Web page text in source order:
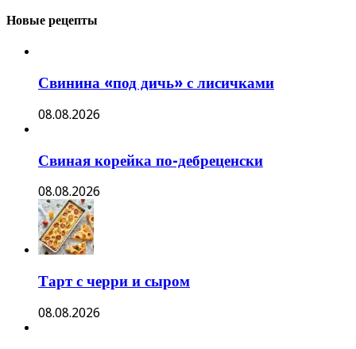
Новые рецепты
Свинина «под дичь» с лисичками
08.08.2026
Свиная корейка по-дебреценски
08.08.2026
Тарт с черри и сыром
08.08.2026